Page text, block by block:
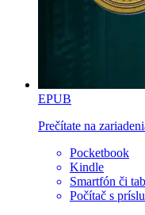
EPUB
Prečítate na
Pocketbook
Kindle
Smartfón či
Počítač s